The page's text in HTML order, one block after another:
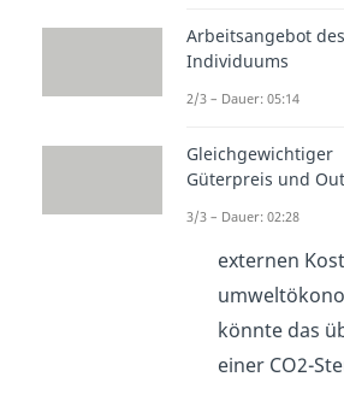
genauer
wird dabei
externer
eingeführt.
negative
In der First-
der
externen
könnte das
einer CO2-
Arbeitsangebot des
Individuums
2/3 – Dauer: 05:14
Gleichgewichtiger
Güterpreis und
3/3 – Dauer: 02:28